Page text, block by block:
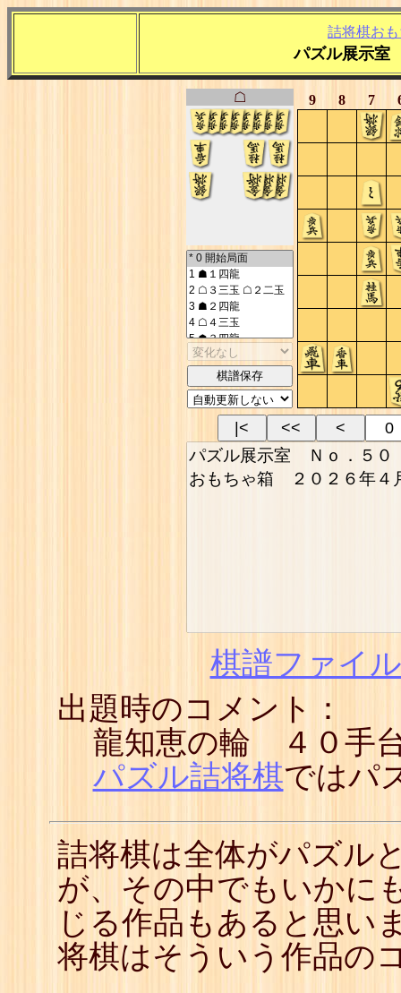
詰将棋お
パズル展示
☖
棋譜保存
9 8 7
|< << <
棋譜ファイ
出題時のコメント：
龍知恵の輪 ４０手
パズル詰将棋ではパ
詰将棋は全体がパズル
が、その中でもいかに
じる作品もあると思い
将棋はそういう作品の